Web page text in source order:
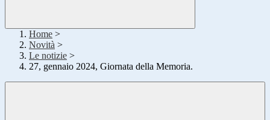
Home >
Novità >
Le notizie >
27, gennaio 2024, Giornata della Memoria.